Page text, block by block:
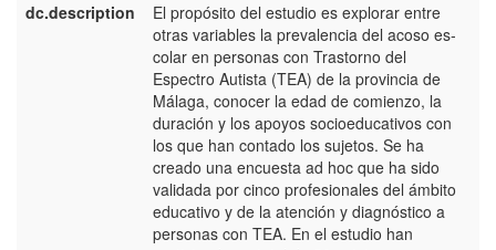
dc.description
El propósito del estudio es explorar entre
otras variables la prevalencia del acoso es­
colar en personas con Trastorno del
Espectro Autista (TEA) de la provincia de
Málaga, conocer la edad de comienzo, la
duración y los apoyos socioeducativos con
los que han contado los sujetos. Se ha
creado una encuesta ad hoc que ha sido
validada por cinco profesionales del ámbito
edu­cativo y de la atención y diagnóstico a
personas con TEA. En el estudio han